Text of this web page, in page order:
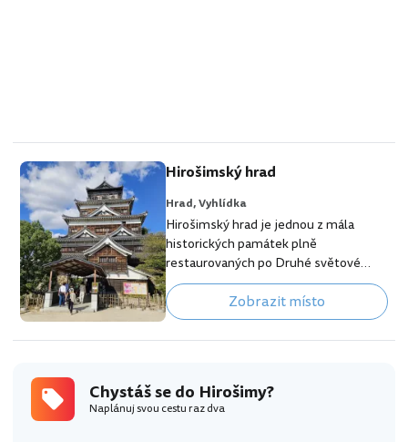
Hirošimský hrad
Hrad,Vyhlídka
Hirošimský hrad je jednou z mála
historických památek plně
restaurovaných po Druhé světové
válce. Hrad byl postaven v roce 1589
pro mocného feudálního lorda
jménem Mori Terumoto. Takřka
40metrový hrad stojí na ostrově
hotelů v Hirošimě"
https://www.booking.com/city/jp/hiro
Zobrazit místo
Chystáš se do Hirošimy?
Naplánuj svou cestu raz dva